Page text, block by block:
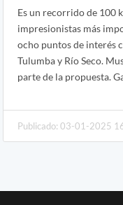
Es un recorrido de 100
impresionistas más
ocho puntos de interés
Tulumba y Río Seco.
parte de la propuesta.
Publicado: 03-01-2025